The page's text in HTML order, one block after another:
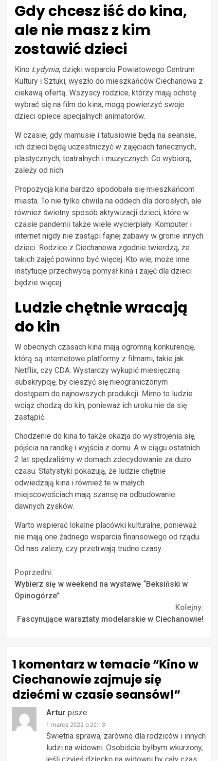
Gdy chcesz iść do kina,
ale nie masz z kim
zostawić dzieci
Kino Łydynia, dzięki wsparciu Powiatowego Centrum
Kultury i Sztuki, wyszło do mieszkańców Ciechanowa z
ciekawą ofertą. Wszyscy rodzice, którzy mają ochotę
wybrać się na film do kina, mogą powierzyć swoje
dzieci opiece specjalnych animatorów.
W czasie, gdy mamusie i tatusiowie będą na seansie,
ich dzieci będą uczestniczyć w zajęciach tanecznych,
plastycznych, teatralnych i muzycznych. Co wybiorą,
zależy od nich.
Propozycja kina bardzo spodobała się mieszkańcom
miasta. To nie tylko chwila na oddech dla dorosłych, ale
również świetny sposób aktywizacji dzieci, które w
czasie pandemii także wiele wycierpiały. Komputer i
internet nigdy nie zastąpi fajnej zabawy w gronie innych
dzieci. Rodzice z Ciechanowa zgodnie twierdzą, że
takich zajęć powinno być więcej. Kto wie, może inne
instytucje przechwycą pomysł kina i zajęć dla dzieci
będzie więcej.
Ludzie chętnie wracają
do kin
W obecnych czasach kina mają ogromną konkurencję,
którą są internetowe platformy z filmami, takie jak
Netflix, czy CDA. Wystarczy wykupić miesięczną
subskrypcję, by cieszyć się nieograniczonym
dostępem do najnowszych produkcji. Mimo to ludzie
wciąż chodzą do kin, ponieważ ich uroku nie da się
zastąpić.
Chodzenie do kina to także okazja do wystrojenia się,
pójścia na randkę i wyjścia z domu. A w ciągu ostatnich
2 lat spędzaliśmy w domach zdecydowanie za dużo
czasu. Statystyki pokazują, że ludzie chętnie
odwiedzają kina i również te w małych
miejscowościach mają szansę na odbudowanie
dawnych zysków.
Warto wspierać lokalne placówki kulturalne, ponieważ
nie mają one żadnego wsparcia finansowego od rządu.
Od nas zależy, czy przetrwają trudne czasy.
Continue
Reading
Poprzedni:
Wybierz się w weekend na wystawę “Beksiński w
Opinogórze”
Kolejny:
Fascynujące warsztaty modelarskie w Ciechanowie!
1 komentarz w temacie “Kino w
Ciechanowie zajmuje się
dziećmi w czasie seansów!”
Artur pisze:
1 marca 2022 o 20:13
Świetna sprawa, zarówno dla rodziców i innych
ludzi na widowni. Osobiście byłbym wkurzony,
jeśli czyjeś dziecko na widowni by cały czas